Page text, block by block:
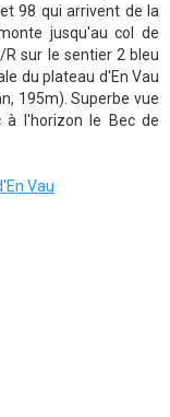
98 qui arrivent de la
jusqu'au col de
sur le sentier 2 bleu
du plateau d'En Vau
195m). Superbe vue
à l'horizon le Bec de